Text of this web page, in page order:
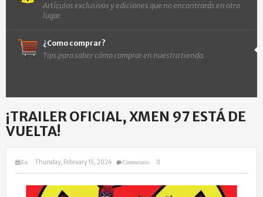
Artículos exclusivos y ediciones que no encontrarás en otro
lugar.
¿Como comprar?
Tips para saber cómo comprar en nuestra tienda.
¡TRAILER OFICIAL, XMEN 97 ESTÁ DE
VUELTA!
En: Thursday, February 15, 2024 Comentario: 0